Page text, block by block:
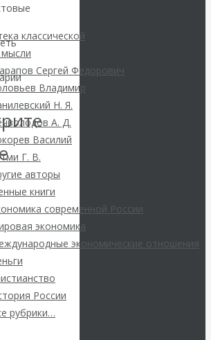
классической
мысли
Сергей Федорович
Владимир
Н. Я.
А. Д.
Василий
Г. В.
авторы
книги
современной России
экономика
экономические отношения
России
рубрики…
НАТО в
Drang
Кто